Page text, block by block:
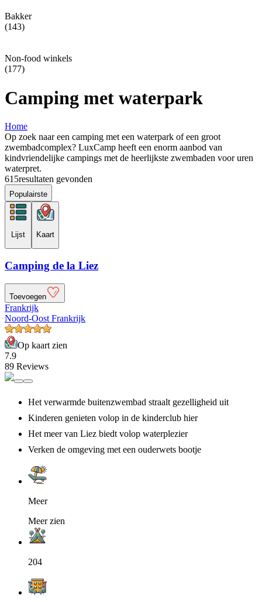
Bakker
(143)
Non-food winkels
(177)
Camping met waterpark
Home
Op zoek naar een camping met een waterpark of een groot
zwembadcomplex? LuxCamp heeft een enorm aanbod van
kindvriendelijke campings met de heerlijkste zwembaden voor uren
waterpret.
615resultaten gevonden
Populairste
Lijst Kaart
Camping de la Liez
Toevoegen
Frankrijk
Noord-Oost Frankrijk
Op kaart zien
7.9
89 Reviews
Het verwarmde buitenzwembad straalt gezelligheid uit
Kinderen genieten volop in de kinderclub hier
Het meer van Liez biedt volop waterplezier
Verken de omgeving met een ouderwets bootje
Meer
Meer zien
204